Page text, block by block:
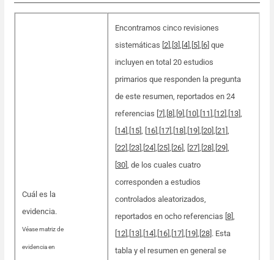
Cuál es la
evidencia.
Véase matriz de
evidencia en
Encontramos cinco revisiones
sistemáticas [ 2] 3] 4] 5] 6] que
incluyen en total 20 estudios
primarios que responden la pregunta
de este resumen, reportados en 24
referencias [ 7] 8] 9] 10] 11 12] 13]
14],[ 15], [ 16] 17] 18] 19] 20] 21
22] 23] 24] 25],[ 26], [ 27] 28] 29]
30], de los cuales cuatro
corresponden a estudios
controlados aleatorizados,
reportados en ocho referencias [ 8],
12] 13] 14],[ 16] 17],[ 19],[ 28]. Esta
tabla y el resumen en general se